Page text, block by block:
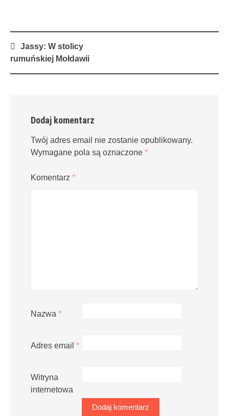
Post
navigation
Jassy: W stolicy
rumuńskiej Mołdawii
Dodaj komentarz
Twój adres email nie zostanie opublikowany.
Wymagane pola są oznaczone *
Komentarz *
Nazwa *
Adres email *
Witryna
internetowa